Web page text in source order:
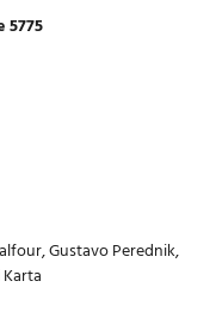
5775
,Gustavo Perednik,